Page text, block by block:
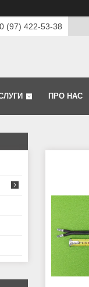
(97) 422-53-38
ПРО НАС